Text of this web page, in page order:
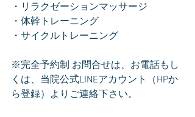
・リラクゼーションマッサージ
・体幹トレーニング
・サイクルトレーニング
※完全予約制 お問合せは、お電話もし
くは、当院公式LINEアカウント（HPか
ら登録）よりご連絡下さい。